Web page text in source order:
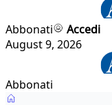
Abbonati
Accedi
August 9, 2026
Abbonati